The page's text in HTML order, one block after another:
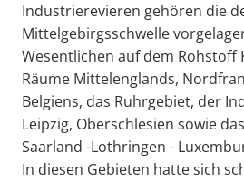
Industrierevieren gehören die
Mittelgebirgsschwelle
Wesentlichen auf dem Rohstoff
Räume Mittelenglands,
Belgiens, das Ruhrgebiet, der
Leipzig, Oberschlesien sowie
Saarland -Lothringen -
In diesen Gebieten hatte sich